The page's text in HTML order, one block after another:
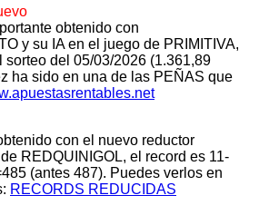
obtenido con
y su IA en el juego de PRIMITIVA,
sorteo del 05/03/2026 (1.361,89
ha sido en una de las PEÑAS que
con el nuevo reductor
REDQUINIGOL, el record es 11-
(antes 487). Puedes verlos en
RECORDS REDUCIDAS